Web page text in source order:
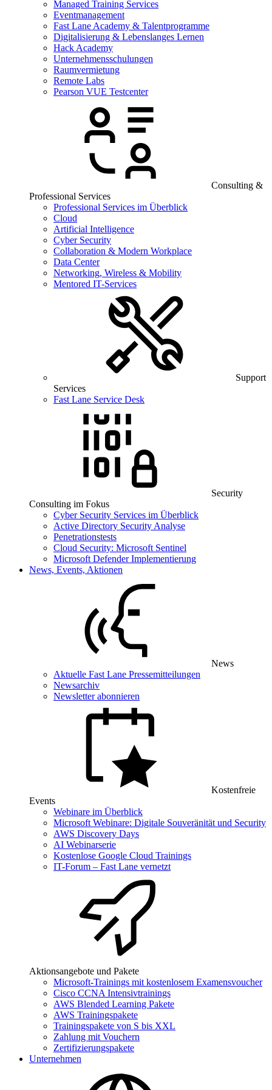
Managed Training Services
Eventmanagement
Fast Lane Academy & Talentprogramme
Digitalisierung & Lebenslanges Lernen
Hack Academy
Unternehmensschulungen
Raumvermietung
Remote Labs
Pearson VUE Testcenter
Consulting &
Professional Services
Professional Services im Überblick
Cloud
Artificial Intelligence
Cyber Security
Collaboration & Modern Workplace
Data Center
Networking, Wireless & Mobility
Mentored IT-Services
Support
Services
Fast Lane Service Desk
Security
Consulting im Fokus
Cyber Security Services im Überblick
Active Directory Security Analyse
Penetrationstests
Cloud Security: Microsoft Sentinel
Microsoft Defender Implementierung
News, Events, Aktionen
News
Aktuelle Fast Lane Pressemitteilungen
Newsarchiv
Newsletter abonnieren
Kostenfreie
Events
Webinare im Überblick
Microsoft Webinare: Digitale Souveränität und Security
AWS Discovery Days
AI Webinarserie
Kostenlose Google Cloud Trainings
IT-Forum – Fast Lane vernetzt
Aktionsangebote und Pakete
Microsoft-Trainings mit kostenlosem Examensvoucher
Cisco CCNA Intensivtrainings
AWS Blended Learning Pakete
AWS Trainingspakete
Trainingspakete von S bis XXL
Zahlung mit Vouchern
Zertifizierungspakete
Unternehmen